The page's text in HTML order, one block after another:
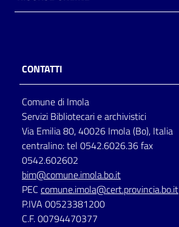
Decentrate
Seguici
su
CONTATTI
Comune di Imola
Servizi Bibliotecari e archivistici
Via Emilia 80, 40026 Imola (Bo), Italia
centralino: tel 0542.6026.36 fax
0542.602602
bim@comune.imola.bo.it
PEC comune.imola@cert.provincia.bo.it
P.IVA 00523381200
C.F. 00794470377